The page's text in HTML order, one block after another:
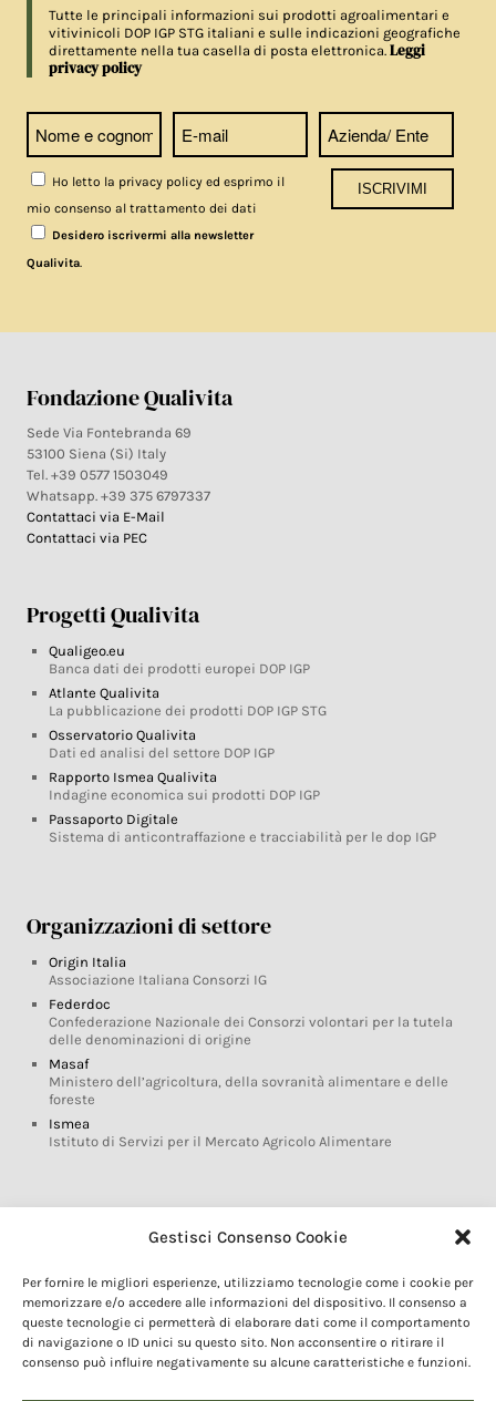
Gestisci Consenso Cookie
Per fornire le migliori esperienze, utilizziamo tecnologie come i cookie per
memorizzare e/o accedere alle informazioni del dispositivo. Il consenso a
queste tecnologie ci permetterà di elaborare dati come il comportamento
di navigazione o ID unici su questo sito. Non acconsentire o ritirare il
consenso può influire negativamente su alcune caratteristiche e funzioni.
Tutte le principali informazioni sui prodotti agroalimentari e
vitivinicoli DOP IGP STG italiani e sulle indicazioni geografiche
direttamente nella tua casella di posta elettronica.Leggi
privacy policy
Ho letto la privacy policy ed esprimo il
mio consenso al trattamento dei dati
Desidero iscrivermi alla newsletter
Qualivita.
Fondazione Qualivita
Sede Via Fontebranda 69
53100 Siena (Si) Italy
Tel. +39 0577 1503049
Whatsapp. +39 375 6797337
Contattaci via E-Mail
Contattaci via PEC
Progetti Qualivita
Qualigeo.eu
Banca dati dei prodotti europei DOP IGP
Atlante Qualivita
La pubblicazione dei prodotti DOP IGP STG
Osservatorio Qualivita
Dati ed analisi del settore DOP IGP
Rapporto Ismea Qualivita
Indagine economica sui prodotti DOP IGP
Passaporto Digitale
Sistema di anticontraffazione e tracciabilità per le dop IGP
Organizzazioni di settore
Origin Italia
Associazione Italiana Consorzi IG
Federdoc
Confederazione Nazionale dei Consorzi volontari per la tutela
delle denominazioni di origine
Masaf
Ministero dell’agricoltura, della sovranità alimentare e delle
foreste
Ismea
Istituto di Servizi per il Mercato Agricolo Alimentare
Glossario DOP IGP
Marchi DOP IGP
Normativa prodotti DOP IGP
Consorzi di Tutela
Farm To Fork e prodotti DOP IGP